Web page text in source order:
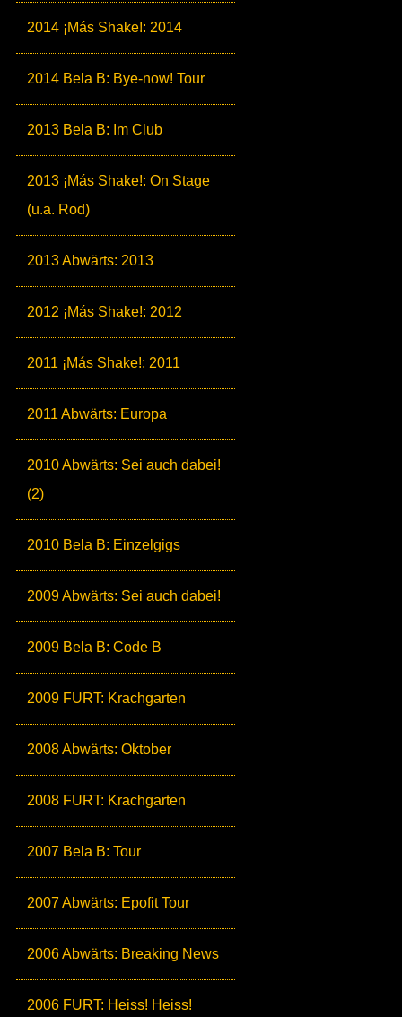
2014 ¡Más Shake!: 2014
2014 Bela B: Bye-now! Tour
2013 Bela B: Im Club
2013 ¡Más Shake!: On Stage
(u.a. Rod)
2013 Abwärts: 2013
2012 ¡Más Shake!: 2012
2011 ¡Más Shake!: 2011
2011 Abwärts: Europa
2010 Abwärts: Sei auch dabei!
(2)
2010 Bela B: Einzelgigs
2009 Abwärts: Sei auch dabei!
2009 Bela B: Code B
2009 FURT: Krachgarten
2008 Abwärts: Oktober
2008 FURT: Krachgarten
2007 Bela B: Tour
2007 Abwärts: Epofit Tour
2006 Abwärts: Breaking News
2006 FURT: Heiss! Heiss!